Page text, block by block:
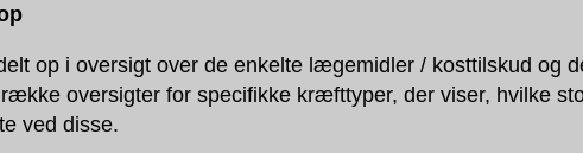
op i oversigt over de enkelte lægemidler / kosttilskud og
oversigter for specifikke kræfttyper, der viser, hvilke
ved disse.